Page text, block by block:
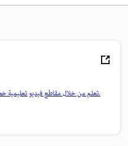
تعلم من خلال مقاطع فيديو تعليمية خطوة بخطوة وإرشادات عملية مباشرة داخل التطبيق.